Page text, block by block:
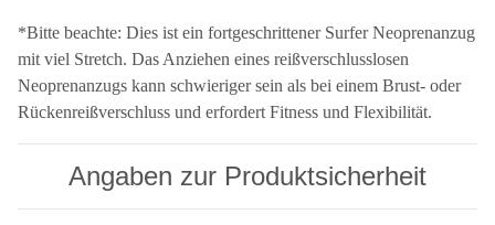
*Bitte beachte: Dies ist ein fortgeschrittener Surfer Neoprenanzug
mit viel Stretch. Das Anziehen eines reißverschlusslosen
Neoprenanzugs kann schwieriger sein als bei einem Brust- oder
Rückenreißverschluss und erfordert Fitness und Flexibilität.
Angaben zur Produktsicherheit